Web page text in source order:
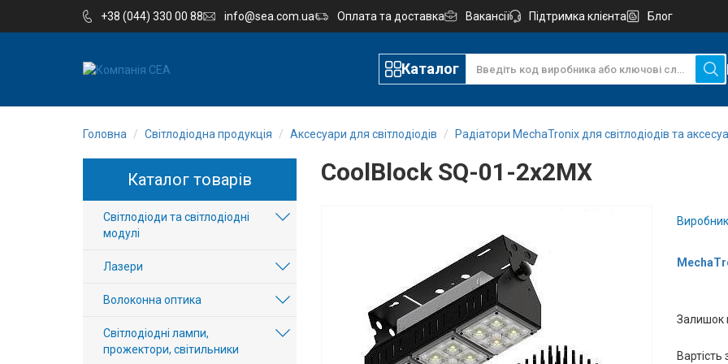
+38 (044) 330 00 88 info@sea.com.ua Оплата та доставка Вакансії Підтримка клієнта Блог
Каталог
Компанія
Виробництво
Послуги
Новини
Вакансії
Головна Світлодіодна продукція Аксесуари для світлодіодів Радіатори MechaTronix для світлодіодів та
CoolBlock SQ-01-2x2MX
Залишок
Каталог товарів
Світлодіоди та світлодіодні
модулі
Лазери
Волоконна оптика
Світлодіодні лампи,
прожектори, світильники